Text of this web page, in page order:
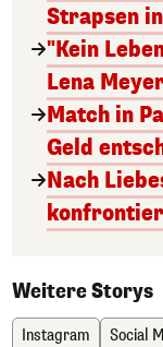
Strapsen
"Kein
Lena
Match in
Geld
Nach
Weitere Storys
Instagram Social